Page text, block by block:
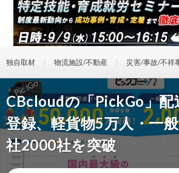
独自取材 物流施設/不動産 災害/事故/不祥
CBcloudの「PickGo」配
登録、軽貨物5万人・一
社2000社を突破